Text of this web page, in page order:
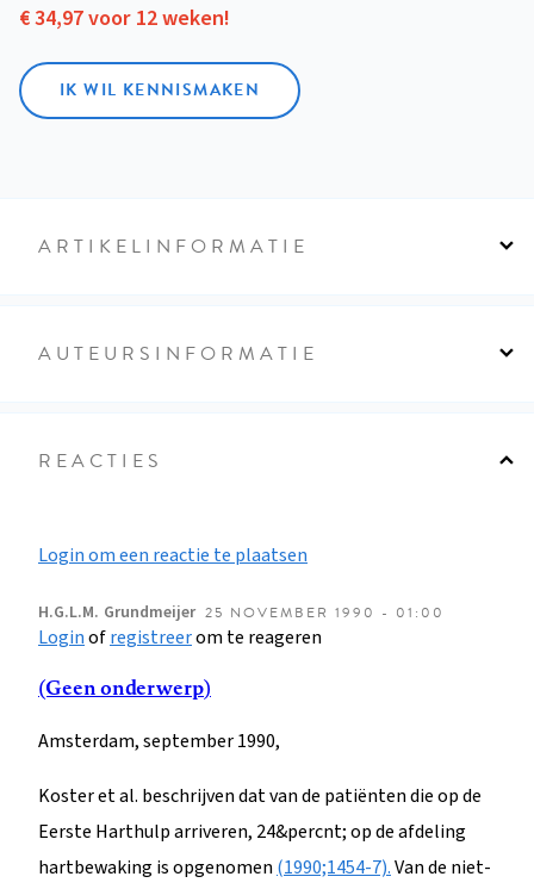
€ 34,97 voor 12 weken!
IK WIL KENNISMAKEN
ARTIKELINFORMATIE
AUTEURSINFORMATIE
REACTIES
Login om een reactie te plaatsen
H.G.L.M. Grundmeijer 25 NOVEMBER 1990 - 01:00
Loginofregistreerom te reageren
(Geen onderwerp)
Amsterdam, september 1990,
Koster et al. beschrijven dat van de patiënten die op de
Eerste Harthulp arriveren, 24&percnt; op de afdeling
hartbewaking is opgenomen(1990;1454-7).Van de niet-